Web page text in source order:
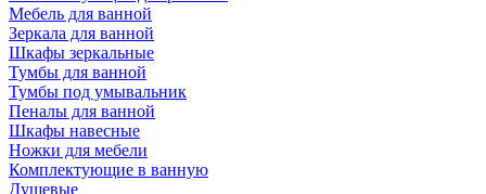
Мебель для ванной
Зеркала для ванной
Шкафы зеркальные
Тумбы для ванной
Тумбы под умывальник
Пеналы для ванной
Шкафы навесные
Ножки для мебели
Комплектующие в ванную
Душевые